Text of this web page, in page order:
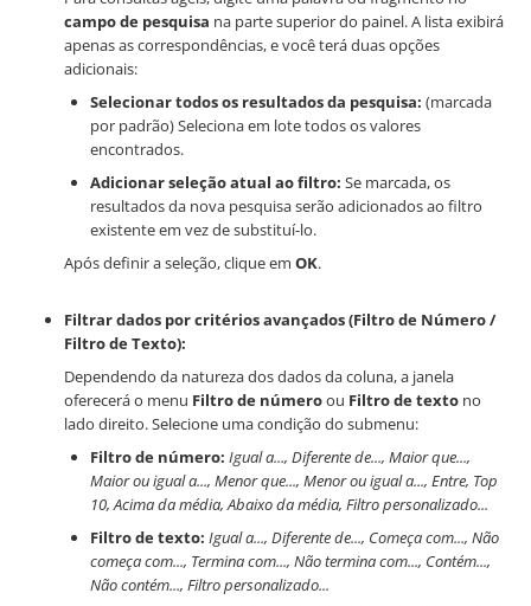
campo de pesquisa na parte superior do painel. A lista exibirá
apenas as correspondências, e você terá duas opções
adicionais:
Selecionar todos os resultados da pesquisa: (marcada
por padrão) Seleciona em lote todos os valores
encontrados.
Adicionar seleção atual ao filtro: Se marcada, os
resultados da nova pesquisa serão adicionados ao filtro
existente em vez de substituí-lo.
Após definir a seleção, clique em OK.
Filtrar dados por critérios avançados (Filtro de Número /
Filtro de Texto):
Dependendo da natureza dos dados da coluna, a janela
oferecerá o menu Filtro de númeroou Filtro de texto no
lado direito. Selecione uma condição do submenu:
Filtro de número: Igual a..., Diferente de..., Maior que...,
Maior ou igual a..., Menor que..., Menor ou igual a..., Entre, Top
10, Acima da média, Abaixo da média, Filtro personalizado...
Filtro de texto: Igual a..., Diferente de..., Começa com..., Não
começa com..., Termina com..., Não termina com..., Contém...,
Não contém..., Filtro personalizado...